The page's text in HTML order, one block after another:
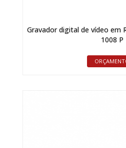
Gravador digital de vídeo em
1008 P